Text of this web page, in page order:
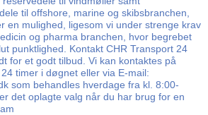
til offshore, marine og skibsbranchen,
en mulighed, ligesom vi under strenge krav
og pharma branchen, hvor begrebet
punktlighed. Kontakt CHR Transport 24
for et godt tilbud. Vi kan kontaktes på
timer i døgnet eller via E-mail:
som behandles hverdage fra kl. 8:00-
det oplagte valg når du har brug for en